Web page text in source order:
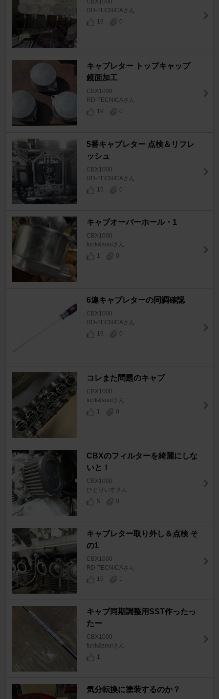
CBX1000
RD-TECNICAさん
19
0
キャブレター トップキャップ
鏡面加工
CBX1000
RD-TECNICAさん
19
0
5番キャブレター 点検＆リフレ
ッシュ
CBX1000
RD-TECNICAさん
15
0
キャブオーバーホール・1
CBX1000
funk&soulさん
1
0
6連キャブレターの同調確認
CBX1000
RD-TECNICAさん
19
0
コレまた問題のキャブ
CBX1000
funk&soulさん
1
0
CBXのフィルターを綺麗にしな
いと！
CBX1000
ひとりいすさん
5
0
キャブレター取り外し＆点検 そ
の1
CBX1000
RD-TECNICAさん
15
1
キャブ同期調整用SST作ったっ
たー
CBX1000
funk&soulさん
1
気分転換に塗装するのか？